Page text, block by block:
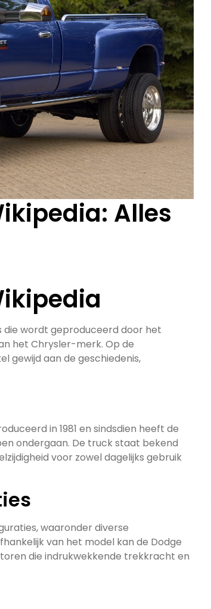
Alles
die wordt geproduceerd door het
het Chrysler-merk. Op de
gewijd aan de geschiedenis,
in 1981 en sindsdien heeft de
ondergaan. De truck staat bekend
voor zowel dagelijks gebruik
waaronder diverse
van het model kan de Dodge
die indrukwekkende trekkracht en